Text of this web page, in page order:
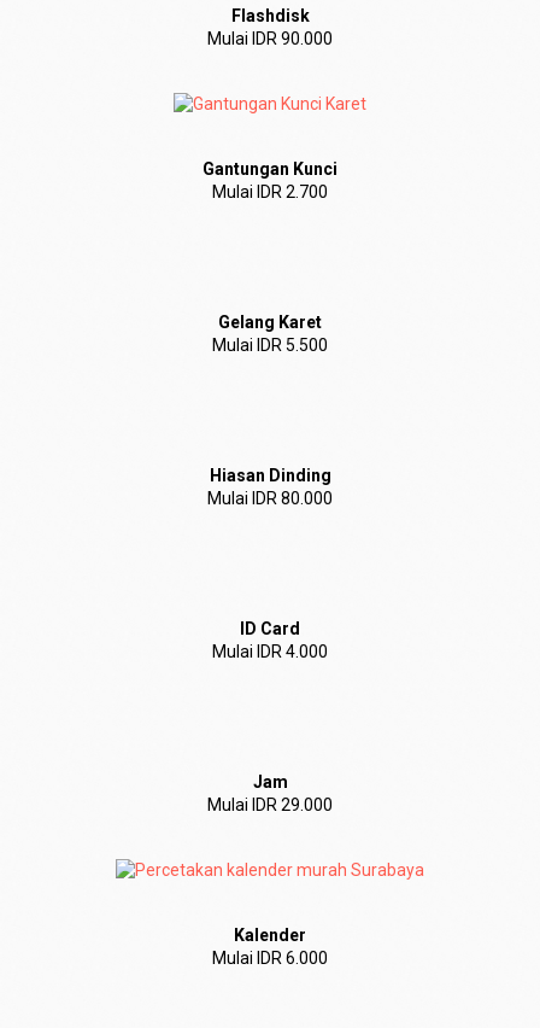
Flashdisk
Mulai IDR 90.000
Gantungan Kunci
Mulai IDR 2.700
Gelang Karet
Mulai IDR 5.500
Hiasan Dinding
Mulai IDR 80.000
ID Card
Mulai IDR 4.000
Jam
Mulai IDR 29.000
Kalender
Mulai IDR 6.000